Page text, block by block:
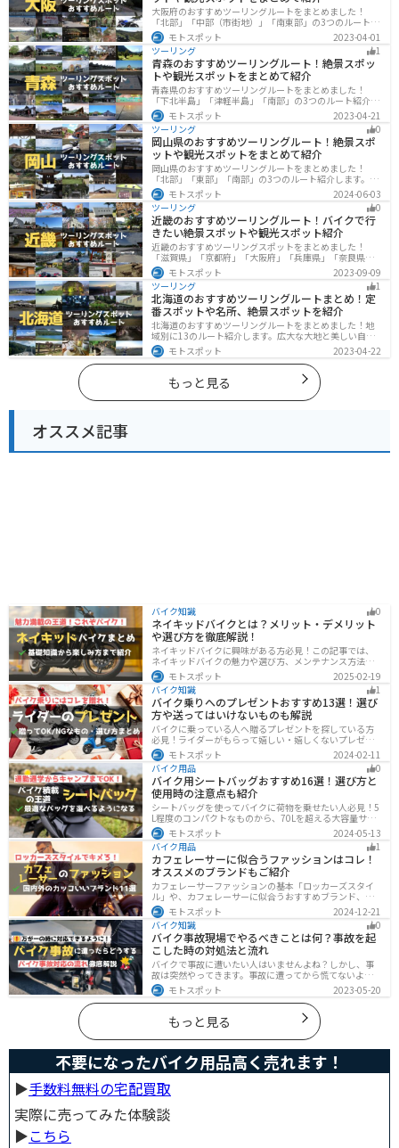
大阪府のおすすめツーリングルートをまとめました！
「北部」「中部（市街地）」「南東部」の3つのルート紹
介します。歴史と近代が融合した魅力的なエリアで様々
な楽しみ方ができます。バイクで大阪府にツーリングに
行く際は参考にしてください。
モトスポット
2023-04-01
ツーリング
1
青森のおすすめツーリングルート！絶景スポッ
トや観光スポットをまとめて紹介
青森県のおすすめツーリングルートをまとめました！
「下北半島」「津軽半島」「南部」の3つのルート紹介し
ます。自然に恵まれた風光明媚な景色や歴史文化に触れ
られる観光スポットが多くあります。バイクで青森県に
ツーリングに行く際は参考にしてください。
モトスポット
2023-04-21
ツーリング
0
岡山県のおすすめツーリングルート！絶景スポ
ットや観光スポットをまとめて紹介
岡山県のおすすめツーリングルートをまとめました！
「北部」「東部」「南部」の3つのルート紹介します。岡
山市や倉敷市など、歴史ある街並みも魅力的で、バイク
ツーリングに最適なスポットが多数あります。バイクで
岡山県にツーリングに行く際は参考にしてください。
モトスポット
2024-06-03
ツーリング
0
近畿のおすすめツーリングルート！バイクで行
きたい絶景スポットや観光スポット紹介
近畿のおすすめツーリングスポットをまとめました！
「滋賀県」「京都府」「大阪府」「兵庫県」「奈良県」
「和歌山」の各県の観光地紹介します。自然豊かな山々
や湖、温泉地が点在し、四季折々の景色を楽しめるスポ
ットが多数あります。バイクで近畿にツーリングに行く
際は参考にしてください。
モトスポット
2023-09-09
ツーリング
1
北海道のおすすめツーリングルートまとめ！定
番スポットや名所、絶景スポットを紹介
北海道のおすすめツーリングルートをまとめました！地
域別に13のルート紹介します。広大な大地と美しい自然
が広がり、四季折々の魅力を楽しめる観光スポットが数
多くあります。バイクで北海道にツーリングに行く際は
参考にしてください。
モトスポット 2023-04-22
もっと見る
オススメ記事
バイク知識 0
ネイキッドバイクとは？メリット・デメリット
や選び方を徹底解説！
ネイキッドバイクに興味がある方必見！この記事では、
ネイキッドバイクの魅力や選び方、メンテナンス方法な
どを解説しています。実は、ネイキッドバイクは、操作
性に優れており、初心者にも優しいバイクです。この記
事を読めば、ネイキッドバイクへの理解が深まります。
モトスポット
2025-02-19
バイク知識
1
バイク乗りへのプレゼントおすすめ13選！選び
方や送ってはいけないものも解説
バイクに乗っている人へ贈るプレゼントを探している方
必見！ライダーがもらって嬉しい・嬉しくないプレゼン
トをまとめました。選び方やオススメのプレゼントも紹
介していますので、プレゼント選びの参考にしてくださ
い。
モトスポット
2024-02-11
バイク用品
0
バイク用シートバッグおすすめ16選！選び方と
使用時の注意点も紹介
シートバッグを使ってバイクに荷物を乗せたい人必見！5
L程度のコンパクトなものから、70Lを超える大容量サイ
ズまでシートバッグは種類が豊富です。用途に合わせて
選べば今よりもっと快適に荷物を運ぶことができます。
この記事でバッグの種類や選び方、オススメ商品を紹介
します。
モトスポット
2024-05-13
バイク用品
1
カフェレーサーに似合うファッションはコレ！
オススメのブランドもご紹介
カフェレーサーファッションの基本「ロッカーズスタイ
ル」や、カフェレーサーに似合うおすすめブランド、定
番アイテムを詳しく紹介。個性を引き立てるコーデのコ
ツや季節に合ったアイテム選び、愛車とのマッチング方
法も解説します。
モトスポット
2024-12-21
バイク知識
0
バイク事故現場でやるべきことは何？事故を起
こした時の対処法と流れ
バイクで事故に遭いたい人はいませんよね？しかし、事
故は突然やってきます。事故に遭ってから慌てないよう
に対処法を知っておきましょう。自分が加害者になった
時、被害者になった時、それぞれどんな対応をすれば良
いのかまとめました。
モトスポット 2023-05-20
もっと見る
不要になったバイク用品高く売れます！
▶︎手数料無料の宅配買取
実際に売ってみた体験談
▶︎こちら